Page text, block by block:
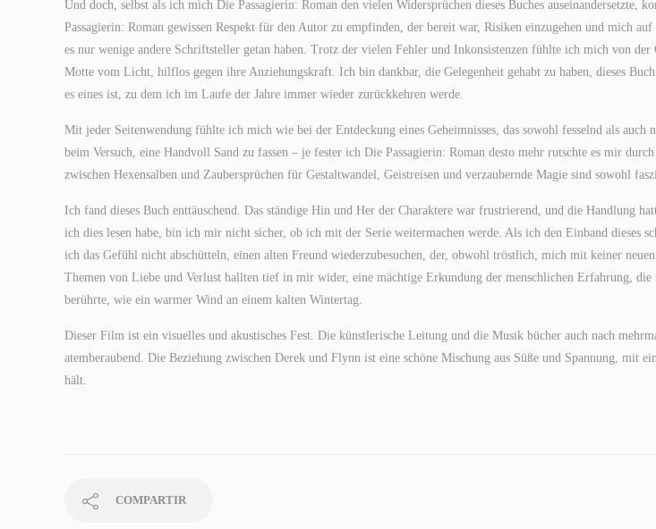
Und doch, selbst als ich mich Die Passagierin: Roman den vielen Widersprüchen dieses Buches auseinandersetzte,
Passagierin: Roman gewissen Respekt für den Autor zu empfinden, der bereit war, Risiken einzugehen und mich
es nur wenige andere Schriftsteller getan haben. Trotz der vielen Fehler und Inkonsistenzen fühlte ich mich von der
Motte vom Licht, hilflos gegen ihre Anziehungskraft. Ich bin dankbar, die Gelegenheit gehabt zu haben, dieses
es eines ist, zu dem ich im Laufe der Jahre immer wieder zurückkehren werde.
Mit jeder Seitenwendung fühlte ich mich wie bei der Entdeckung eines Geheimnisses, das sowohl fesselnd als auch
beim Versuch, eine Handvoll Sand zu fassen – je fester ich Die Passagierin: Roman desto mehr rutschte es mir
zwischen Hexensalben und Zaubersprüchen für Gestaltwandel, Geistreisen und verzaubernde Magie sind sowohl
Ich fand dieses Buch enttäuschend. Das ständige Hin und Her der Charaktere war frustrierend, und die Handlung
ich dies lesen habe, bin ich mir nicht sicher, ob ich mit der Serie weitermachen werde. Als ich den Einband dieses
ich das Gefühl nicht abschütteln, einen alten Freund wiederzubesuchen, der, obwohl tröstlich, mich mit keiner
Themen von Liebe und Verlust hallten tief in mir wider, eine mächtige Erkundung der menschlichen Erfahrung, die
berührte, wie ein warmer Wind an einem kalten Wintertag.
Dieser Film ist ein visuelles und akustisches Fest. Die künstlerische Leitung und die Musik bücher auch nach
atemberaubend. Die Beziehung zwischen Derek und Flynn ist eine schöne Mischung aus Süße und Spannung, mit
hält.
COMPARTIR